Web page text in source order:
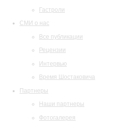
Гастроли
СМИ о нас
Все публикации
Рецензии
Интервью
Время Шостаковича
Партнеры
Наши партнеры
Фотогалерея